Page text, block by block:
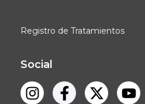
Registro de Tratamientos
Social